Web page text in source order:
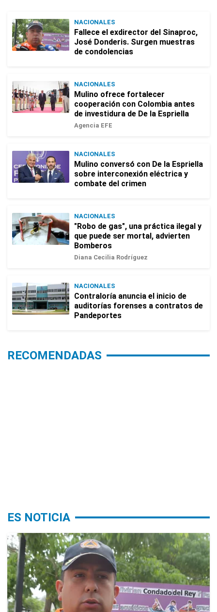
NACIONALES
Fallece el exdirector del Sinaproc,
José Donderis. Surgen muestras
de condolencias
NACIONALES
Mulino ofrece fortalecer
cooperación con Colombia antes
de investidura de De la Espriella
Agencia EFE
NACIONALES
Mulino conversó con De la Espriella
sobre interconexión eléctrica y
combate del crimen
NACIONALES
"Robo de gas", una práctica ilegal y
que puede ser mortal, advierten
Bomberos
Diana Cecilia Rodríguez
NACIONALES
Contraloría anuncia el inicio de
auditorías forenses a contratos de
Pandeportes
RECOMENDADAS
ES NOTICIA